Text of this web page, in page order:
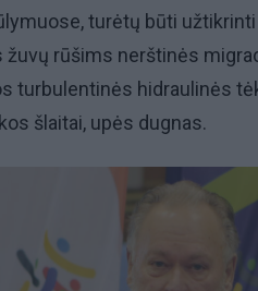
turėtų būti užtikrinti
rūšims nerštinės
turbulentinės hidraulinės
šlaitai, upės dugnas.